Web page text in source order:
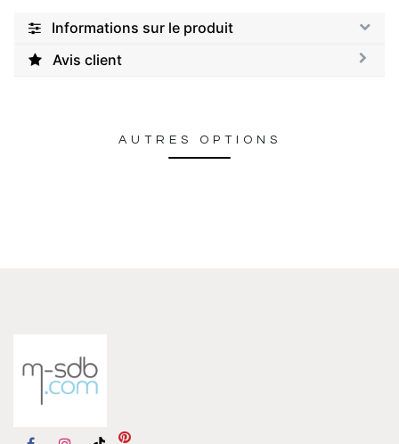
Informations sur le produit
Avis client
AUTRES OPTIONS